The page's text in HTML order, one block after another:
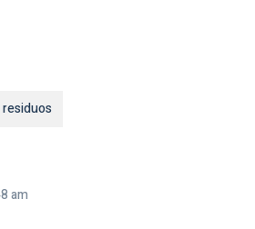
residuos
am